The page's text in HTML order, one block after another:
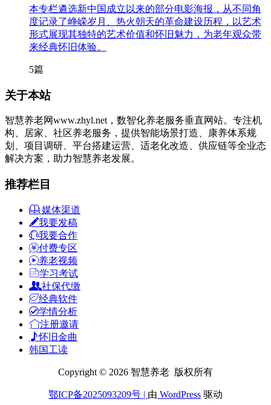
本专栏遴选新中国成立以来的部分电影海报，从不同角
度记录了峥嵘岁月、热火朝天的革命建设历程，以艺术
形式展现其独特的艺术价值和怀旧魅力，为老年观众带
来经典怀旧体验。
5篇
关于本站
智慧养老网www.zhyl.net，数智化养老服务垂直网站。专注机
构、居家、社区养老服务，提供智能场景打造、康养体系规
划、项目调研、平台搭建运营、适老化改造、供应链等全业态
解决方案，助力智慧养老发展。
推荐栏目
媒体渠道
我要发稿
我要合作
付费专区
养老视频
学习考试
社保代缴
经典软件
学情分析
注册邀请
怀旧金曲
韩国工读
Copyright © 2026 智慧养老 版权所有
鄂ICP备2025093209号 | 由 WordPress 驱动